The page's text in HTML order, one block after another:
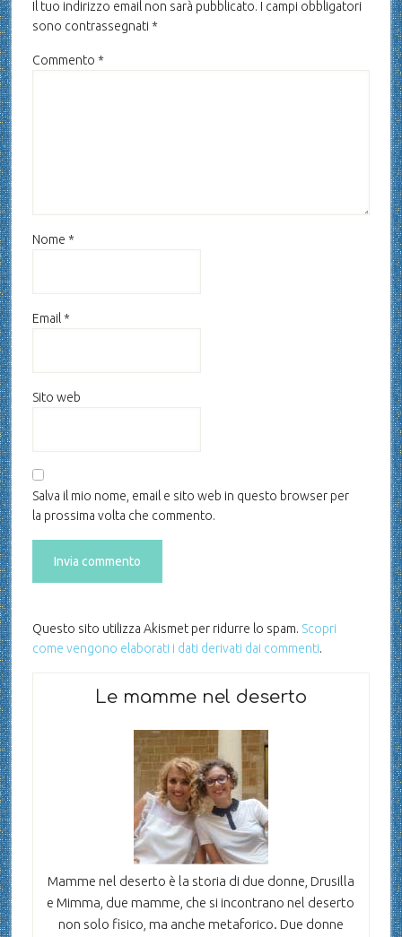
Il tuo indirizzo email non sarà pubblicato. I campi obbligatori
sono contrassegnati *
Commento *
Nome *
Email *
Sito web
Salva il mio nome, email e sito web in questo browser per
la prossima volta che commento.
Questo sito utilizza Akismet per ridurre lo spam. Scopri
come vengono elaborati i dati derivati dai commenti.
Le mamme nel deserto
Mamme nel deserto è la storia di due donne, Drusilla
e Mimma, due mamme, che si incontrano nel deserto
non solo fisico, ma anche metaforico. Due donne